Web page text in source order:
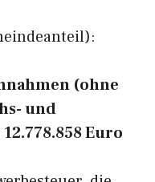
(ohne
und
Euro